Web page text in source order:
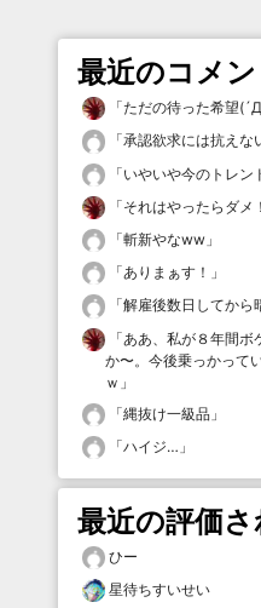
最近のコメン
「ただの待った希望
「承認欲求には抗えな
「いやいや今のトレン
「それはやったらダメ
「斬新やなww 」
「ありまぁす！ 」
「解雇後数日してから
「ああ、私が８年間ボ
か〜。今後乗っかって
ｗ 」
「縄抜け一級品 」
「ハイジ… 」
最近の評価
ひー
星待ちすいせい